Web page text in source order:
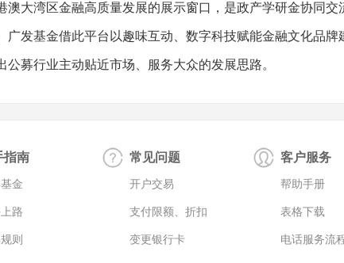
湾区金融高质量发展的展示窗口，是政产学研金协同交
广发基金借此平台以趣味互动、数字科技赋能金融文化品
募行业主动贴近市场、服务大众的发展思路。
指南
金
路
则
常见问题
开户交易
支付限额、折扣
变更银行卡
客户服务
帮助手册
表格下载
电话服务流